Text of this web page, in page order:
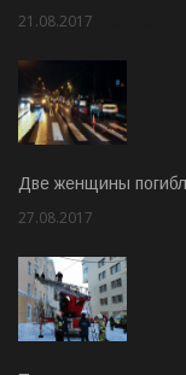
21.08.2017
Две женщины
27.08.2017